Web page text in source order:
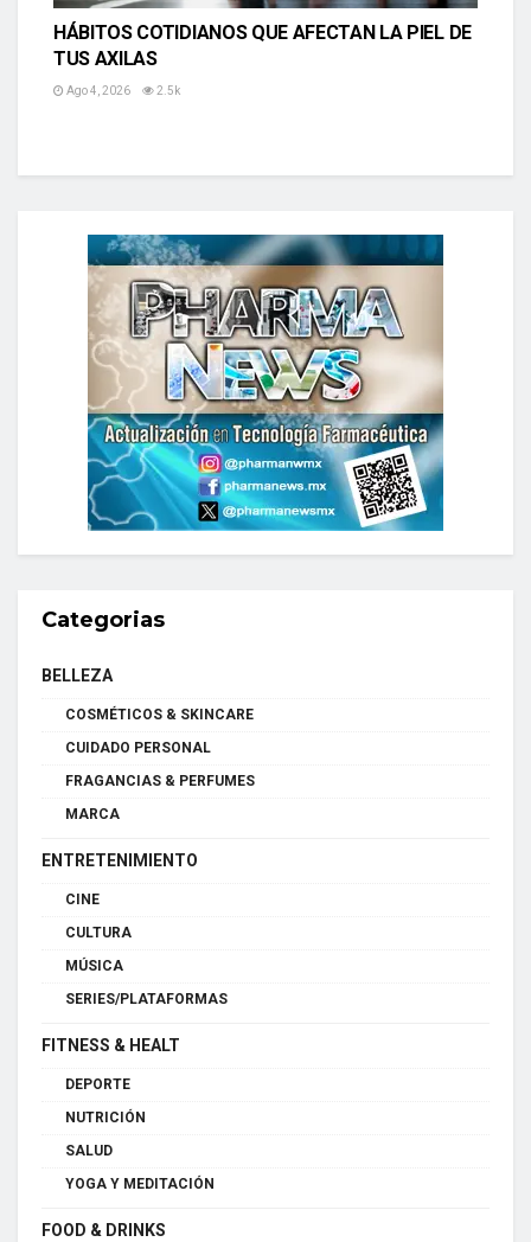
HÁBITOS COTIDIANOS QUE AFECTAN LA PIEL DE
TUS AXILAS
Ago 4, 2026 2.5k
Categorias
BELLEZA
COSMÉTICOS & SKINCARE
CUIDADO PERSONAL
FRAGANCIAS & PERFUMES
MARCA
ENTRETENIMIENTO
CINE
CULTURA
MÚSICA
SERIES/PLATAFORMAS
FITNESS & HEALT
DEPORTE
NUTRICIÓN
SALUD
YOGA Y MEDITACIÓN
FOOD & DRINKS